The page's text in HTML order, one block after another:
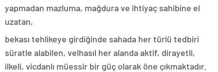
yapmadan mazluma, mağdura ve ihtiyaç sahibine el
uzatan,
bekası tehlikeye girdiğinde sahada her türlü tedbiri
süratle alabilen, velhasıl her alanda aktif, dirayetli,
ilkeli, vicdanlı müessir bir güç olarak öne çıkmaktadır.